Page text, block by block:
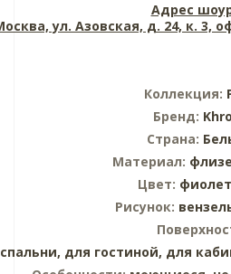
Адрес
ул. Азовская, д. 24, к. 3,
Коллекция:
Бренд:
Страна:
Материал:
Цвет:
Рисунок:
для гостиной, для